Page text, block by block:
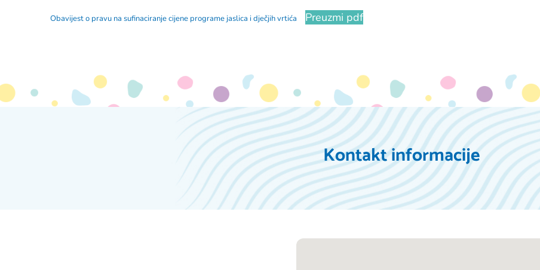
Obavijest o pravu na sufinaciranje cijene programe jaslica i dječjih vrtića Preuzmi pdf
Kontakt informacije